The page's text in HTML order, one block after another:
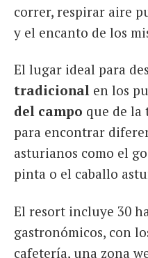
correr, respirar aire
y el encanto de los
El lugar ideal para
tradicional en los
del campo que de la
para encontrar
asturianos como el
pinta o el caballo
El resort incluye 30
gastronómicos, con
cafetería, una zona